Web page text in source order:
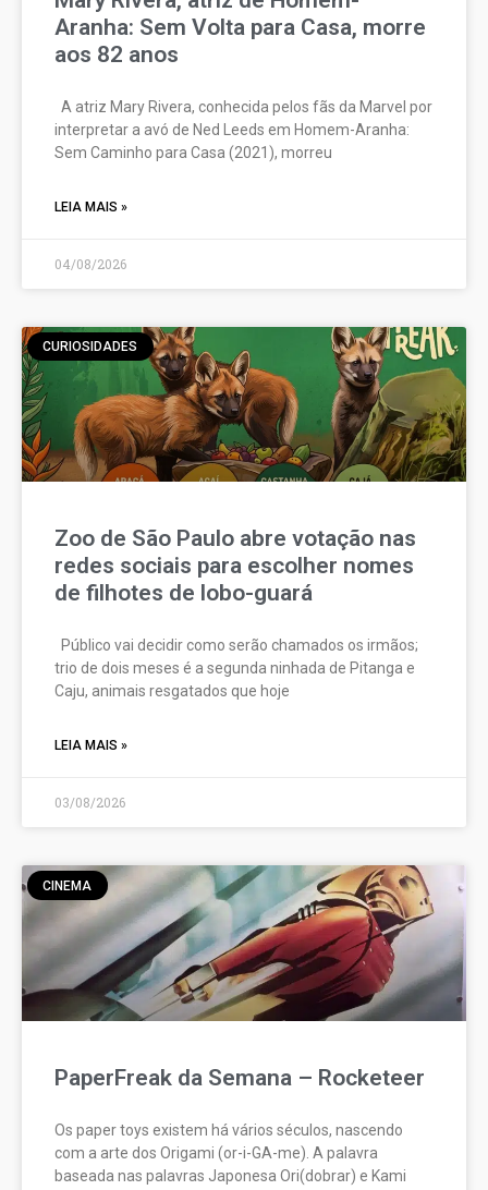
Aranha: Sem Volta para Casa, morre
aos 82 anos
A atriz Mary Rivera, conhecida pelos fãs da Marvel por
interpretar a avó de Ned Leeds em Homem-Aranha:
Sem Caminho para Casa (2021), morreu
LEIA MAIS »
04/08/2026
CURIOSIDADES
Zoo de São Paulo abre votação nas
redes sociais para escolher nomes
de filhotes de lobo-guará
Público vai decidir como serão chamados os irmãos;
trio de dois meses é a segunda ninhada de Pitanga e
Caju, animais resgatados que hoje
LEIA MAIS »
03/08/2026
CINEMA
PaperFreak da Semana – Rocketeer
Os paper toys existem há vários séculos, nascendo
com a arte dos Origami (or-i-GA-me). A palavra
baseada nas palavras Japonesa Ori(dobrar) e Kami